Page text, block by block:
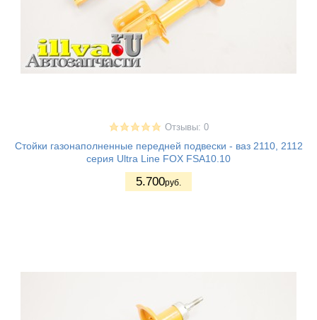
Отзывы: 0
Стойки газонаполненные передней подвески - ваз 2110, 2112
серия Ultra Line FOX FSA10.10
5.700руб.